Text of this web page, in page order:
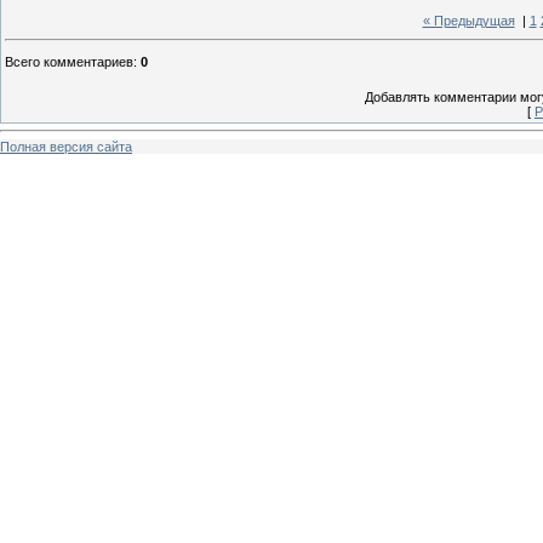
« Предыдущая| 1
Всего комментариев: 0
Добавлять комментарии
[
Полная версия сайта